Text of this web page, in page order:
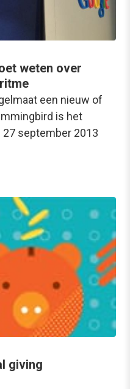
weten over
een nieuw of
is het
september 2013
giving